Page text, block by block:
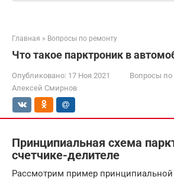
Главная » Вопросы по ремонту
Что такое парктроник в
Опубликовано: 17 Ноя 2021
Вопросы по
Алексей Смирнов
Принципиальная схема
счетчике-делителе
Рассмотрим пример принципиальной